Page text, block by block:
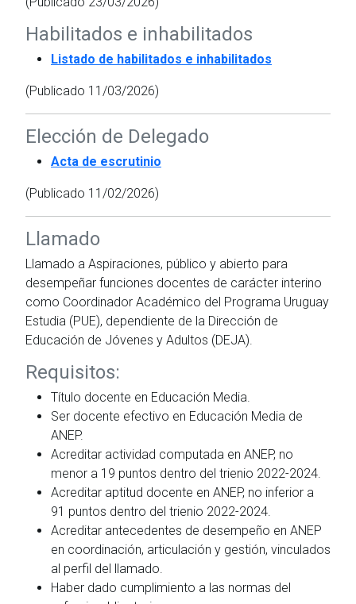
Habilitados e inhabilitados
Listado de habilitados e inhabilitados
(Publicado 11/03/2026)
Elección de Delegado
Acta de escrutinio
(Publicado 11/02/2026)
Llamado
Llamado a Aspiraciones, público y abierto para
desempeñar funciones docentes de carácter interino
como Coordinador Académico del Programa Uruguay
Estudia (PUE), dependiente de la Dirección de
Educación de Jóvenes y Adultos (DEJA).
Requisitos:
Título docente en Educación Media.
Ser docente efectivo en Educación Media de
ANEP.
Acreditar actividad computada en ANEP, no
menor a 19 puntos dentro del trienio 2022-2024.
Acreditar aptitud docente en ANEP, no inferior a
91 puntos dentro del trienio 2022-2024.
Acreditar antecedentes de desempeño en ANEP
en coordinación, articulación y gestión, vinculados
al perfil del llamado.
Haber dado cumplimiento a las normas del